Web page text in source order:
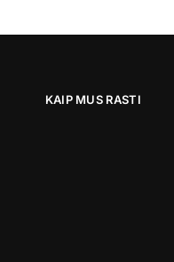
KAIP MUS RASTI